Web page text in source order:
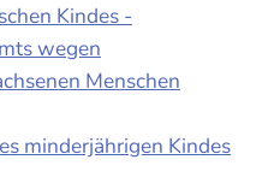
Kindes -
wegen
Menschen
minderjährigen Kindes